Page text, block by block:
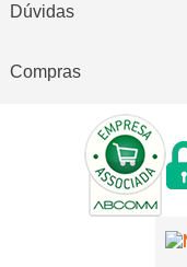
Dúvidas
Compras